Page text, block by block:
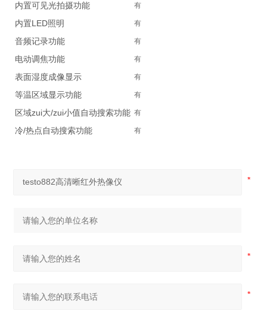
内置可见光拍摄功能 有
内置LED照明 有
音频记录功能 有
电动调焦功能 有
表面湿度成像显示 有
等温区域显示功能 有
区域zui大/zui小值自动搜索功能 有
冷/热点自动搜索功能 有